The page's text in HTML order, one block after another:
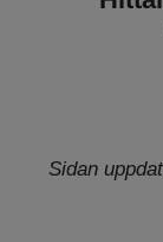
Sidan